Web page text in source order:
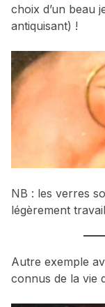
choix d’un beau
antiquisant) !
NB : les verres
légèrement
Autre exemple
connus de la vie